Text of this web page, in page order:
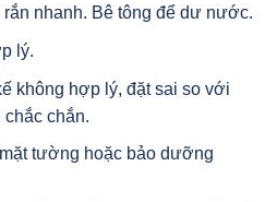
nhanh. Bê tông để dư nước.
lý.
không hợp lý, đặt sai so với
chắc chắn.
tường hoặc bảo dưỡng